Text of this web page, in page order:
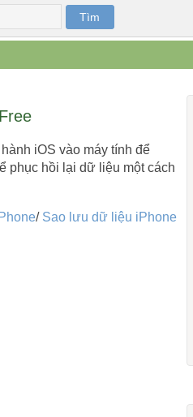
iOS vào máy tính để
phục hồi lại dữ liệu một cách
/ Sao lưu dữ liệu iPhone